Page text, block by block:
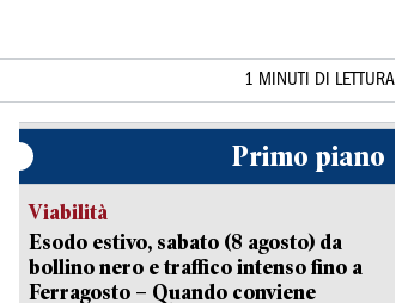
1 MINUTI DI LETTURA
Primo piano
Viabilità
Esodo estivo, sabato (8 agosto) da
bollino nero e traffico intenso fino a
Ferragosto – Quando conviene